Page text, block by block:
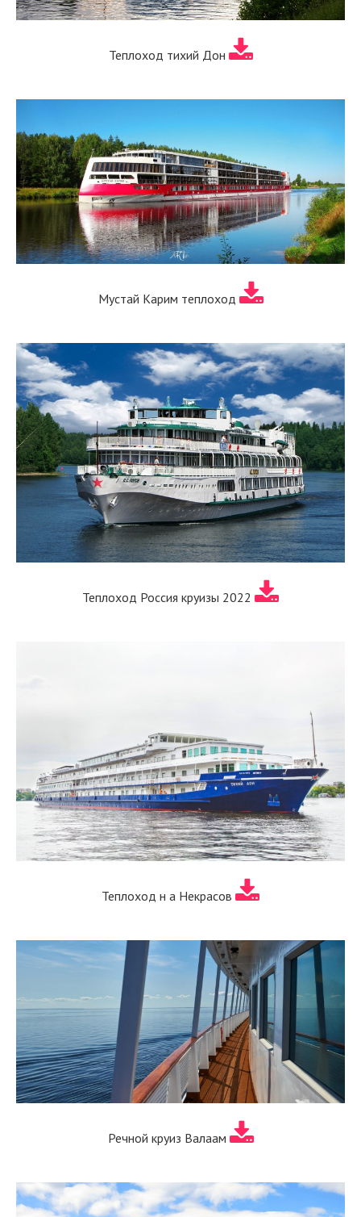
Теплоход тихий Дон
Мустай Карим теплоход
Теплоход Россия круизы 2022
Теплоход н а Некрасов
Речной круиз Валаам